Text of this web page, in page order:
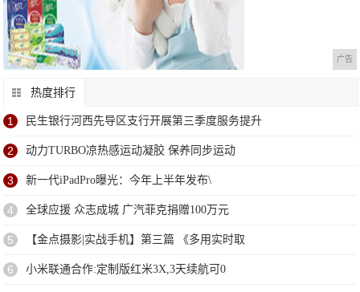
广告
热度排行
1 民生银行河西先导区支行开展第三季度服务提升
2 动力TURBO凉热感运动凝胶 保养同步运动
3 新一代iPadPro曝光：今年上半年发布\
4 全球应援 众志成城 广汽菲克捐赠100万元
5 【金点摄影|实战手机】第三篇 《多用实时取
6 小米联通合作:定制版红米3X,3天续航可0